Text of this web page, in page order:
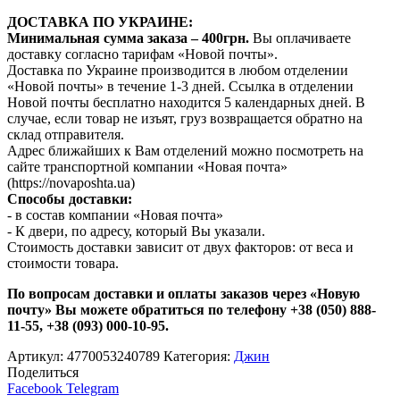
ДОСТАВКА ПО УКРАИНЕ:
Минимальная сумма заказа – 400грн. Вы оплачиваете
доставку согласно тарифам «Новой почты».
Доставка по Украине производится в любом отделении
«Новой почты» в течение 1-3 дней. Ссылка в отделении
Новой почты бесплатно находится 5 календарных дней. В
случае, если товар не изъят, груз возвращается обратно на
склад отправителя.
Адрес ближайших к Вам отделений можно посмотреть на
сайте транспортной компании «Новая почта»
(https://novaposhta.ua)
Способы доставки:
- в состав компании «Новая почта»
- К двери, по адресу, который Вы указали.
Стоимость доставки зависит от двух факторов: от веса и
стоимости товара.
По вопросам доставки и оплаты заказов через «Новую
почту» Вы можете обратиться по телефону +38 (050) 888-
11-55, +38 (093) 000-10-95.
Артикул: 4770053240789 Категория: Джин
Поделиться
Facebook Telegram